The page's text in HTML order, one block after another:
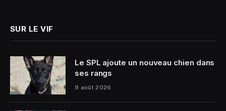
SUR LE VIF
Le SPL ajoute un nouveau chien dans
ses rangs
9 août 2026